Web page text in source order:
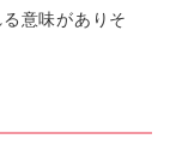
意味がありそ